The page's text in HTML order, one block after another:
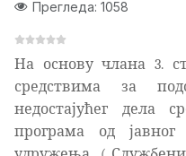
Прегледа: 1058
На основу члана 3.
средствима за
недостајућег дела
програма од јавног